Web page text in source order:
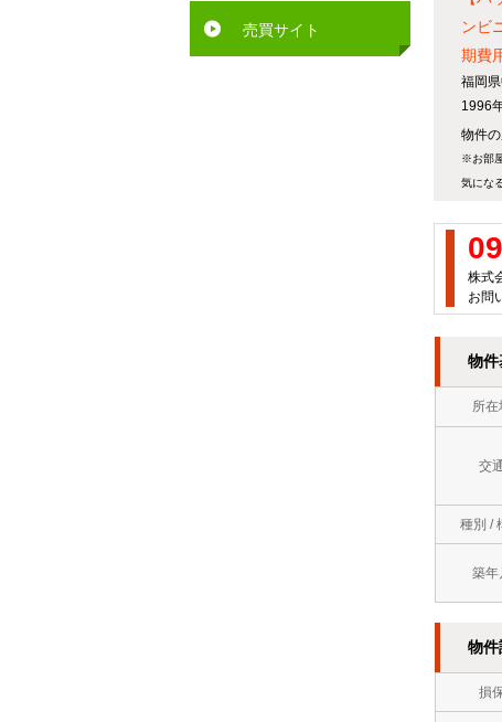
ンビ
期費
福岡
1996
物件
※お部
気にな
株式
お問
物件
所在
交
種別 /
築年
物件
損
可
芦
売買サイト